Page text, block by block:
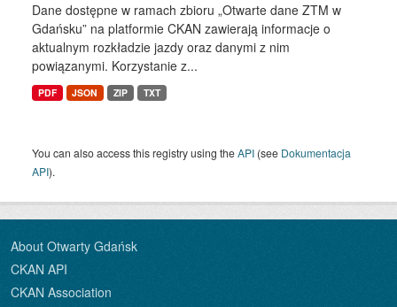
Dane dostępne w ramach zbioru „Otwarte dane ZTM w
Gdańsku” na platformie CKAN zawierają informacje o
aktualnym rozkładzie jazdy oraz danymi z nim
powiązanymi. Korzystanie z...
PDF JSON ZIP TXT
You can also access this registry using theAPI (see Dokumentacja
API).
About Otwarty Gdańsk
CKAN API
CKAN Association